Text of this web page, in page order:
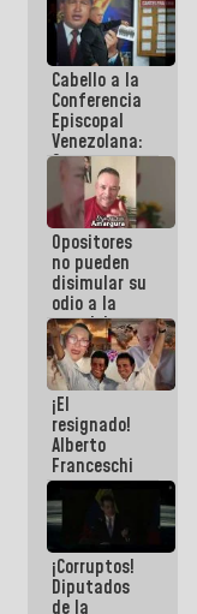
opositores
se
desmarcan
de La Sayo
Cabello a la
Conferencia
Episcopal
Venezolana:
Son unos
inmorales,
ni una
botella de
agua han
llevado
Opositores
no pueden
disimular su
odio a la
paz del
pueblo
¡El
resignado!
Alberto
Franceschi
muestra su
frustración
ante
burguesía
de siempre
¡Corruptos!
Diputados
de la